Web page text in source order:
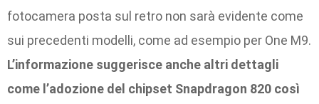
fotocamera posta sul retro non sarà evidente come
sui precedenti modelli, come ad esempio per One M9.
L’informazione suggerisce anche altri dettagli
come l’adozione del chipset Snapdragon 820 così